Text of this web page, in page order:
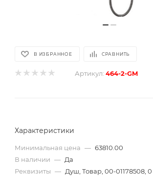
В ИЗБРАННОЕ СРАВНИТЬ
Артикул: 464-2-GM
Характеристики
Минимальная цена — 63810.00
В наличии — Да
Реквизиты — Душ, Товар, 00-01178508, 0